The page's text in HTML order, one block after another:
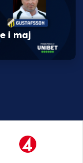
i maj